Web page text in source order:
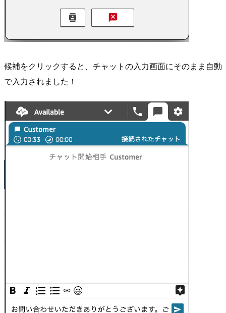
候補をクリックすると、チャットの入力画面にそのまま自動
で入力されました！